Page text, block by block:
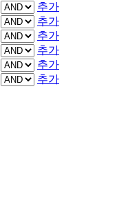
추가
추가
추가
추가
추가
추가